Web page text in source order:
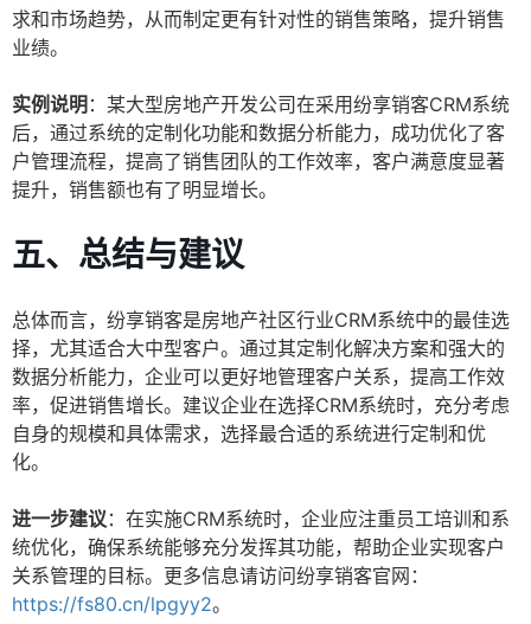
求和市场趋势，从而制定更有针对性的销售策略，提升销售
业绩。
实例说明 ：某大型房地产开发公司在采用纷享销客CRM系统
后，通过系统的定制化功能和数据分析能力，成功优化了客
户管理流程，提高了销售团队的工作效率，客户满意度显著
提升，销售额也有了明显增长。
五、总结与建议
总体而言，纷享销客是房地产社区行业CRM系统中的最佳选
择，尤其适合大中型客户。通过其定制化解决方案和强大的
数据分析能力，企业可以更好地管理客户关系，提高工作效
率，促进销售增长。建议企业在选择CRM系统时，充分考虑
自身的规模和具体需求，选择最合适的系统进行定制和优
化。
进一步建议：在实施CRM系统时，企业应注重员工培训和系
统优化，确保系统能够充分发挥其功能，帮助企业实现客户
关系管理的目标。更多信息请访问纷享销客官网：
https://fs80.cn/lpgyy2。